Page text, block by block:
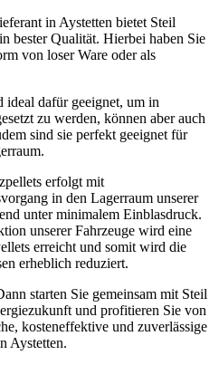
in Aystetten bietet Steil
bester Qualität. Hierbei haben Sie
von loser Ware oder als
ideal dafür geeignet, um in
zu werden, können aber auch
sind sie perfekt geeignet für
erfolgt mit
in den Lagerraum unserer
unter minimalem Einblasdruck.
unserer Fahrzeuge wird eine
erreicht und somit wird die
erheblich reduziert.
starten Sie gemeinsam mit Steil
und profitieren Sie von
kosteneffektive und zuverlässige
Aystetten.